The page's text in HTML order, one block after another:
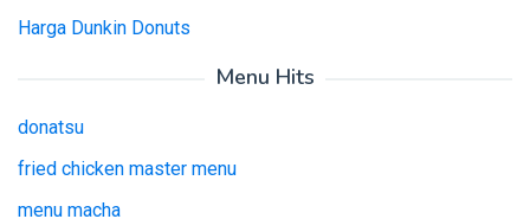
Harga Dunkin Donuts
Menu Hits
donatsu
fried chicken master menu
menu macha